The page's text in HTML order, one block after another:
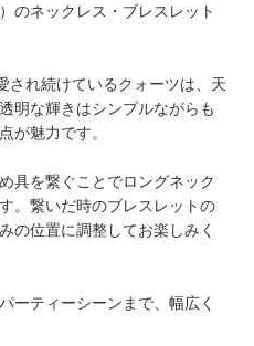
のネックレス・ブレスレット
され続けているクォーツは、天
明な輝きはシンプルながらも
が魅力です。
具を繋ぐことでロングネック
。繋いだ時のブレスレットの
の位置に調整してお楽しみく
ーティーシーンまで、幅広く